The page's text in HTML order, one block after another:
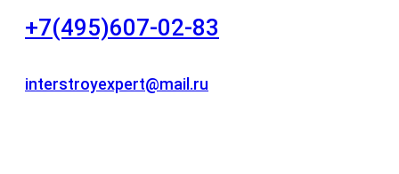
+7(495)607-02-83
interstroyexpert@mail.ru